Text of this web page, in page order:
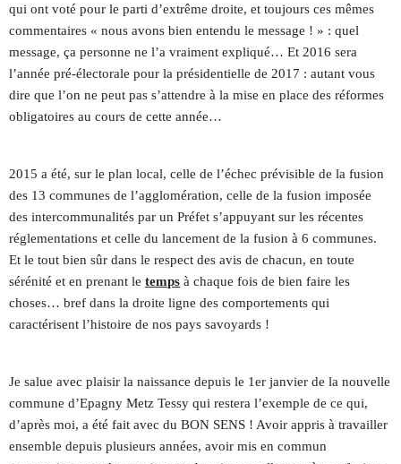
qui ont voté pour le parti d’extrême droite, et toujours ces mêmes
commentaires « nous avons bien entendu le message ! » : quel
message, ça personne ne l’a vraiment expliqué… Et 2016 sera
l’année pré-électorale pour la présidentielle de 2017 : autant vous
dire que l’on ne peut pas s’attendre à la mise en place des réformes
obligatoires au cours de cette année…
2015 a été, sur le plan local, celle de l’échec prévisible de la fusion
des 13 communes de l’agglomération, celle de la fusion imposée
des intercommunalités par un Préfet s’appuyant sur les récentes
réglementations et celle du lancement de la fusion à 6 communes.
Et le tout bien sûr dans le respect des avis de chacun, en toute
sérénité et en prenant letemps à chaque fois de bien faire les
choses… bref dans la droite ligne des comportements qui
caractérisent l’histoire de nos pays savoyards !
Je salue avec plaisir la naissance depuis le 1er janvier de la nouvelle
commune d’Epagny Metz Tessy qui restera l’exemple de ce qui,
d’après moi, a été fait avec du BON SENS ! Avoir appris à travailler
ensemble depuis plusieurs années, avoir mis en commun